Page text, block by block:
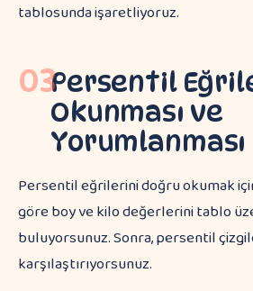
tablosunda işaretliyoruz.
03Persentil
Okunması ve
Yorumlanması
Persentil eğrilerini doğru okumak
göre boy ve kilo değerlerini tablo
buluyorsunuz. Sonra, persentil
karşılaştırıyorsunuz.